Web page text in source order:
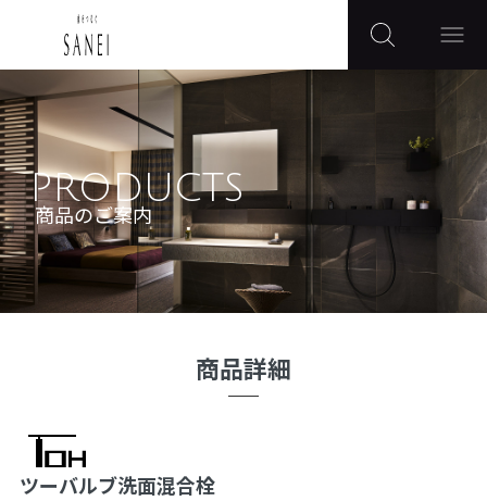
PRODUCTS
商品のご案内
商品詳細
ツーバルブ洗面混合栓